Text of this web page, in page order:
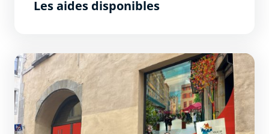
Les aides disponibles
Trouvez un local commercial